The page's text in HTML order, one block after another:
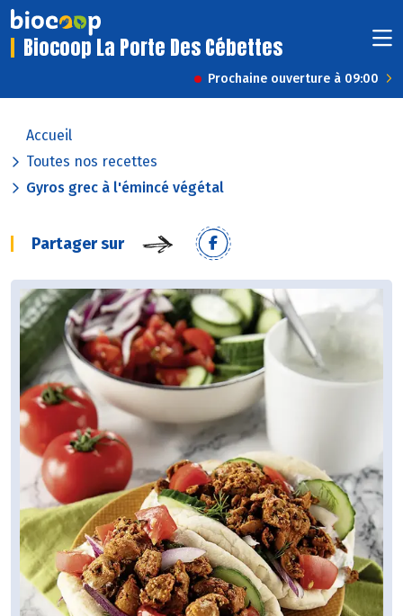
Biocoop La Porte Des Cébettes
Prochaine ouverture à 09:00
Accueil
Toutes nos recettes
Gyros grec à l'émincé végétal
Partager sur